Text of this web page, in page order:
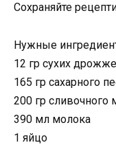
Сохраняйте
Нужные
12 гр сухих
165 гр сахарного
200 гр сливочного
390 мл молока
1 яйцо